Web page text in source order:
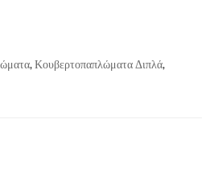
,Κουβερτοπαπλώματα Διπλά,